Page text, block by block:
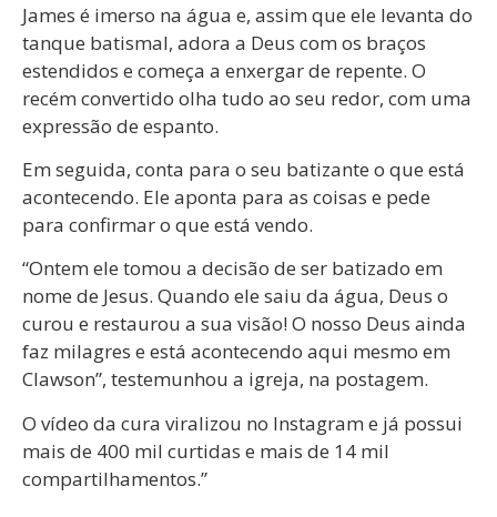
James é imerso na água e, assim que ele levanta do
tanque batismal, adora a Deus com os braços
estendidos e começa a enxergar de repente. O
recém convertido olha tudo ao seu redor, com uma
expressão de espanto.
Em seguida, conta para o seu batizante o que está
acontecendo. Ele aponta para as coisas e pede
para confirmar o que está vendo.
“Ontem ele tomou a decisão de ser batizado em
nome de Jesus. Quando ele saiu da água, Deus o
curou e restaurou a sua visão! O nosso Deus ainda
faz milagres e está acontecendo aqui mesmo em
Clawson”, testemunhou a igreja, na postagem.
O vídeo da cura viralizou no Instagram e já possui
mais de 400 mil curtidas e mais de 14 mil
compartilhamentos.”